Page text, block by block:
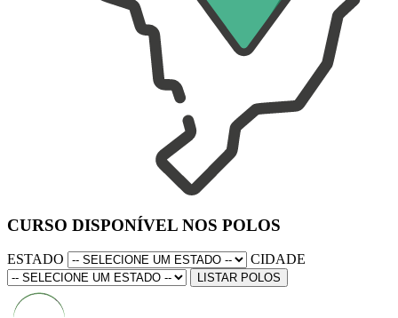
CURSO DISPONÍVEL NOS POLOS
ESTADO CIDADE
LISTAR POLOS